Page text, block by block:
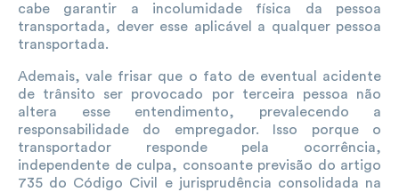
cabe garantir a incolumidade física da pessoa
transportada, dever esse aplicável a qualquer pessoa
transportada.
Ademais, vale frisar que o fato de eventual acidente
de trânsito ser provocado por terceira pessoa não
altera esse entendimento, prevalecendo a
responsabilidade do empregador. Isso porque o
transportador responde pela ocorrência,
independente de culpa, consoante previsão do artigo
735 do Código Civil e jurisprudência consolidada na